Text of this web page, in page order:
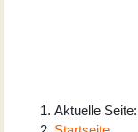
Aktuelle Seite: